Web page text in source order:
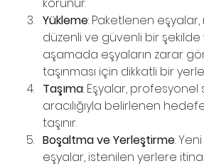
Yükleme: Paketlenen
düzenli ve güvenli bir şekilde
aşamada eşyaların zarar
taşınması için dikkatli bir
Taşıma: Eşyalar,
aracılığıyla belirlenen
taşınır.
Boşaltma ve Yerleştirme:
eşyalar, istenilen yerlere